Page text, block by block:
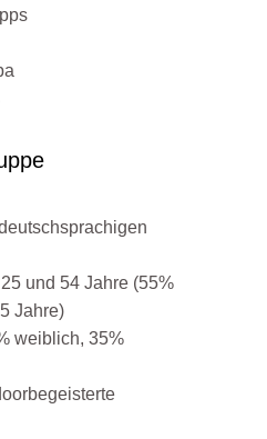
und 54 Jahre (55%
Jahre)
weiblich, 35%